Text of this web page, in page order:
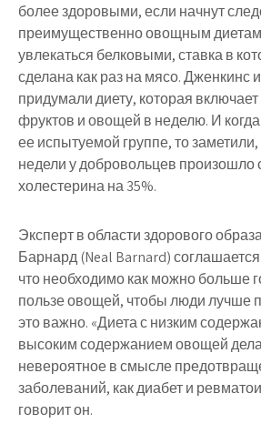
более здоровыми, если начнут
преимущественно овощным диетам
увлекаться белковыми, ставка в
сделана как раз на мясо. Дженкинс
придумали диету, которая
фруктов и овощей в неделю. И
ее испытуемой группе, то заметили,
недели у добровольцев произошло
холестерина на 35%.
Эксперт в области здорового
Барнард (Neal Barnard)
что необходимо как можно больше
пользе овощей, чтобы люди лучше
это важно. «Диета с низким
высоким содержанием овощей
невероятное в смысле
заболеваний, как диабет и
говорит он.